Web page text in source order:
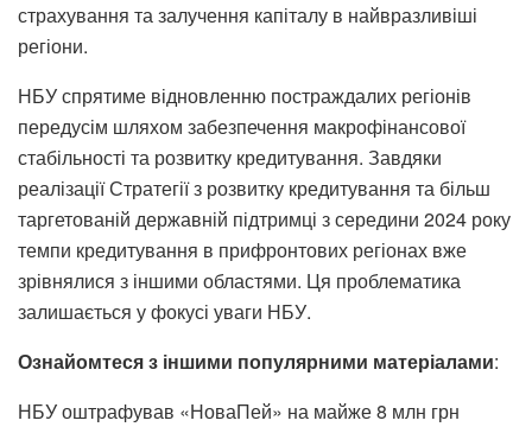
страхування та залучення капіталу в найвразливіші
регіони.
НБУ спрятиме відновленню постраждалих регіонів
передусім шляхом забезпечення макрофінансової
стабільності та розвитку кредитування. Завдяки
реалізації Стратегії з розвитку кредитування та більш
таргетованій державній підтримці з середини 2024 року
темпи кредитування в прифронтових регіонах вже
зрівнялися з іншими областями. Ця проблематика
залишається у фокусі уваги НБУ.
Ознайомтеся з іншими популярними матеріалами:
НБУ оштрафував «НоваПей» на майже 8 млн грн